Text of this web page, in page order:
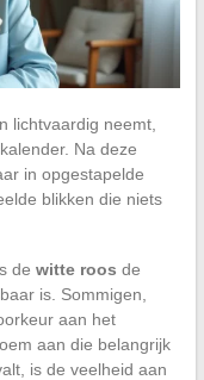
lichtvaardig neemt,
Na deze
in opgestapelde
blikken die niets
de witte roos de
is. Sommigen,
aan het
aan die belangrijk
is de veelheid aan